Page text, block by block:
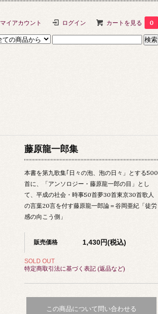
マイアカウント ログイン カートを見る 0
藤原龍一郎集
本書を第九歌集｢日々の泡、泡の日々」とする500
首に、「アンソロジー・藤原龍一郎の目」とし
て、平成の社会・時事50首夢30首東京30首歌人
の言葉20言を付す藤原龍一郎論＝谷岡亜紀「徒労
感の向こう側」
販売価格 1,430円(税込)
SOLD OUT
特定商取引法に基づく表記 (返品など)
この商品について問い合わせる